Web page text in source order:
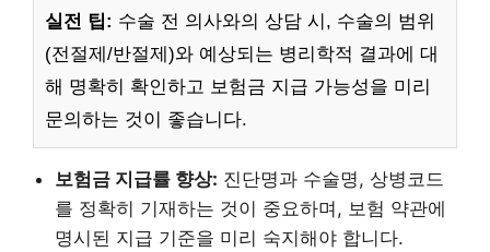
실전 팁: 수술 전 의사와의 상담 시, 수술의 범위
(전절제/반절제)와 예상되는 병리학적 결과에 대
해 명확히 확인하고 보험금 지급 가능성을 미리
문의하는 것이 좋습니다.
보험금 지급률 향상: 진단명과 수술명, 상병코드
를 정확히 기재하는 것이 중요하며, 보험 약관에
명시된 지급 기준을 미리 숙지해야 합니다.